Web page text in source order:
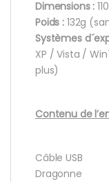
Dimensions :
Poids : 132g
Systèmes
XP / Vista /
plus)
Contenu de
Câble USB
Dragonne